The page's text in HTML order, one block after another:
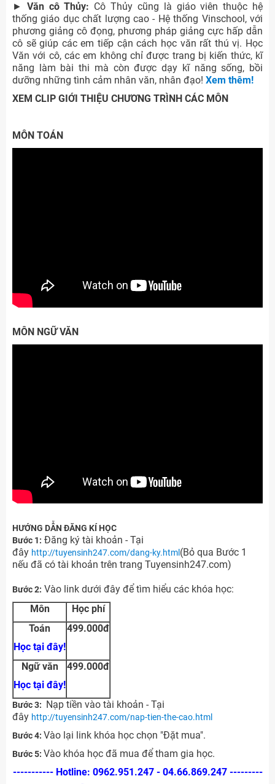
► Văn cô Thủy: Cô Thủy cũng là giáo viên thuộc hệ
thống giáo dục chất lượng cao - Hệ thống Vinschool, với
phương giảng cô đọng, phương pháp giảng cực hấp dẫn
cô sẽ giúp các em tiếp cận cách học văn rất thú vị. Học
Văn với cô, các em không chỉ được trang bị kiến thức, kĩ
năng làm bài thi mà còn được dạy kĩ năng sống, bồi
dưỡng những tình cảm nhân văn, nhân đạo! Xem thêm!
XEM CLIP GIỚI THIỆU CHƯƠNG TRÌNH CÁC MÔN
MÔN TOÁN
MÔN NGỮ VĂN
HƯỚNG DẪN ĐĂNG KÍ HỌC
Bước 1: Đăng ký tài khoản - Tại
đây http://tuyensinh247.com/dang-ky.html (Bỏ qua Bước 1
nếu đã có tài khoản trên trang Tuyensinh247.com)
Bước 2: Vào link dưới đây để tìm hiểu các khóa học:
Môn
Học phí
Toán
Học tại đây!
499.000đ
Ngữ văn
Học tại đây!
499.000đ
Bước 3:
Nạp tiền vào tài khoản - Tại
đây http://tuyensinh247.com/nap-tien-the-cao.html
Bước 4: Vào lại link khóa học chọn "Đặt mua".
Bước 5: Vào khóa học đã mua để tham gia học.
----------- Hotline: 0962.951.247 - 04.66.869.247 ---------